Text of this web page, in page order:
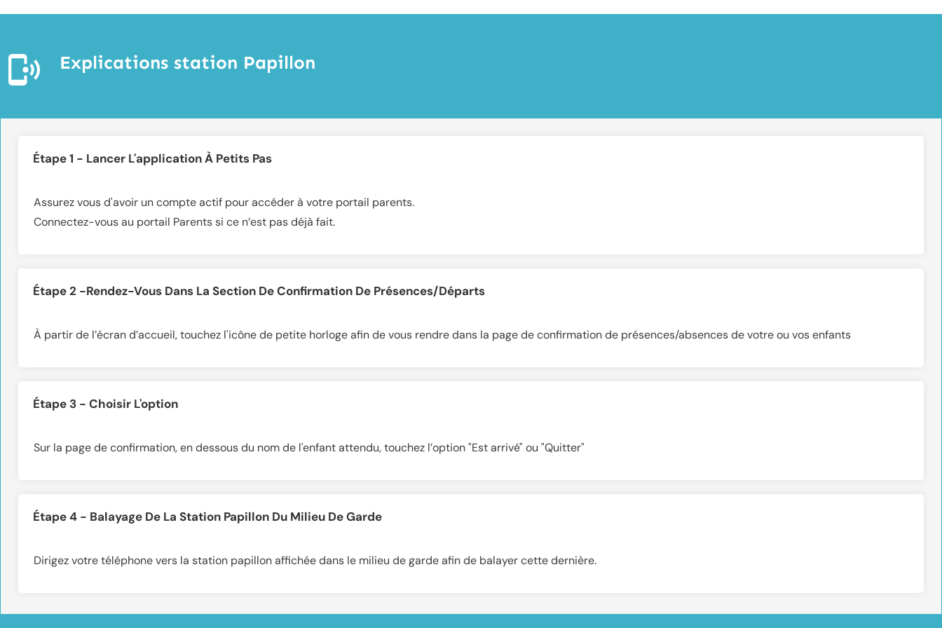
Explications station Papillon
Étape 1 - Lancer L'application À Petits Pas
Assurez vous d'avoir un compte actif pour accéder à votre portail parents.
Connectez-vous au portail Parents si ce n’est pas déjà fait.
Étape 2 -Rendez-Vous Dans La Section De Confirmation De Présences/départs
À partir de l’écran d’accueil, touchez l'icône de petite horloge afin de vous rendre dans la page de confirmation de présences/absences de votre ou vos enfants
Étape 3 - Choisir L'option
Sur la page de confirmation, en dessous du nom de l'enfant attendu, touchez l’option "Est arrivé" ou "Quitter"
Étape 4 - Balayage De La Station Papillon Du Milieu De Garde
Dirigez votre téléphone vers la station papillon affichée dans le milieu de garde afin de balayer cette dernière.